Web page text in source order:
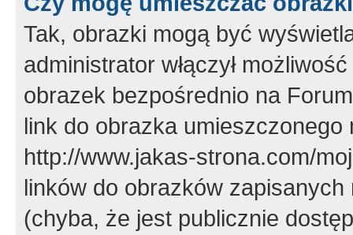
Tak, obrazki mogą być
administrator włączył
obrazek bezpośrednio na
link do obrazka
http://www.jakas-strona.com/
linków do obrazków
(chyba, że jest publicznie